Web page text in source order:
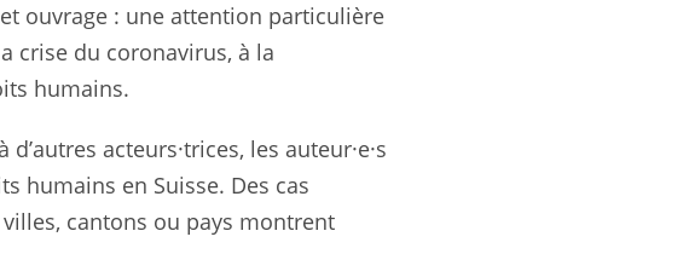
ouvrage : une attention particulière
crise du coronavirus, à la
humains.
acteurs·trices, les auteur·e·s
humains en Suisse. Des cas
cantons ou pays montrent